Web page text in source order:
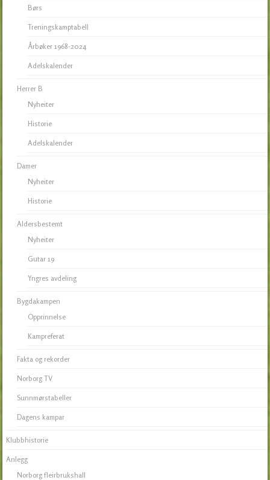
Børs
Treningskamptabell
Årbøker 1968-2024
Adelskalender
Herrer B
Nyheiter
Historie
Adelskalender
Damer
Nyheiter
Historie
Aldersbestemt
Nyheiter
Gutar 19
Yngres avdeling
Bygdakampen
Opprinnelse
Kampreferat
Fakta og rekorder
Norborg TV
Sunnmørstabeller
Dagens kampar
Klubbhistorie
Anlegg
Norborg fleirbrukshall